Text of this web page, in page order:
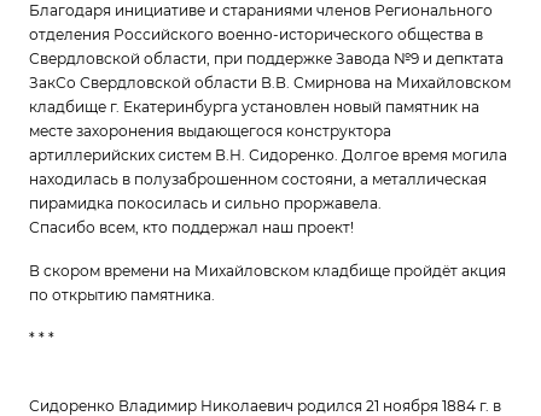
Благодаря инициативе и стараниями членов Регионального
отделения Российского военно-исторического общества в
Свердловской области, при поддержке Завода №9 и депктата
ЗакСо Свердловской области В.В. Смирнова на Михайловском
кладбище г. Екатеринбурга установлен новый памятник на
месте захоронения выдающегося конструктора
артиллерийских систем В.Н. Сидоренко. Долгое время могила
находилась в полузаброшенном состояни, а металлическая
пирамидка покосилась и сильно проржавела.
Спасибо всем, кто поддержал наш проект!
В скором времени на Михайловском кладбище пройдёт акция
по открытию памятника.
* * *
Сидоренко Владимир Николаевич родился 21 ноября 1884 г. в